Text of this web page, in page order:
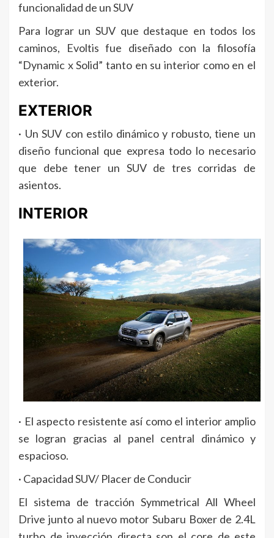
funcionalidad de un SUV
Para lograr un SUV que destaque en todos los
caminos, Evoltis fue diseñado con la filosofía
“Dynamic x Solid” tanto en su interior como en el
exterior.
EXTERIOR
· Un SUV con estilo dinámico y robusto, tiene un
diseño funcional que expresa todo lo necesario
que debe tener un SUV de tres corridas de
asientos.
INTERIOR
· El aspecto resistente así como el interior amplio
se logran gracias al panel central dinámico y
espacioso.
· Capacidad SUV/ Placer de Conducir
El sistema de tracción Symmetrical All Wheel
Drive junto al nuevo motor Subaru Boxer de 2.4L